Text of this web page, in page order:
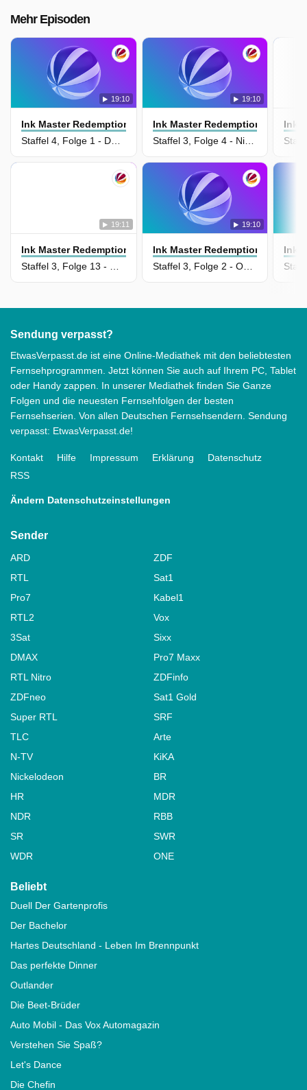
Mehr Episoden
19:10
Ink Master Redemption
Staffel 4, Folge 1 - Der Schlüssel zur Wiedergutmachung
19:10
Ink Master Redemption
Staffel 3, Folge 4 - Nicht ganz jugendfrei
19:11
Ink Master Redemption
19:10
Ink Master Redemption
Staffel 3, Folge 2 - One-Tat-Wunder
Ink
Ink
Sendung verpasst?
EtwasVerpasst.de ist eine Online-Mediathek mit den beliebtesten
Fernsehprogrammen. Jetzt können Sie auch auf Ihrem PC, Tablet
oder Handy zappen. In unserer Mediathek finden Sie Ganze
Folgen und die neuesten Fernsehfolgen der besten
Fernsehserien. Von allen Deutschen Fernsehsendern. Sendung
verpasst: EtwasVerpasst.de!
Kontakt Hilfe Impressum Erklärung
Datenschutz
RSS
Ändern Datenschutzeinstellungen
Sender
ARD
ZDF
RTL
Sat1
Pro7
Kabel1
RTL2
Vox
3Sat
Sixx
DMAX
Pro7 Maxx
RTL Nitro
ZDFinfo
ZDFneo
Sat1 Gold
Super RTL
SRF
TLC
Arte
N-TV
KiKA
Nickelodeon
BR
HR
MDR
NDR
RBB
SR
SWR
WDR
ONE
Beliebt
Duell Der Gartenprofis
Der Bachelor
Hartes Deutschland - Leben Im Brennpunkt
Das perfekte Dinner
Outlander
Die Beet-Brüder
Auto Mobil - Das Vox Automagazin
Verstehen Sie Spaß?
Let's Dance
Die Chefin